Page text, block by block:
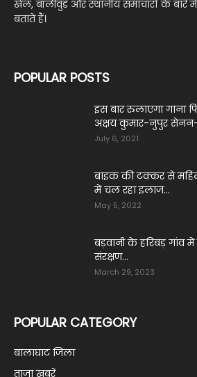
खेल, बॉलीवुड और स्थानीय समाचारों के बारे
बताते हैं।
POPULAR POSTS
इस बार रुलाएगा गाना
अक्षय कुमार-नुपुर सेनन-
July 6, 2021
बाइक की टक्कर से
में चल रहा इलाज...
May 5, 2022
बड़वानी के हरिबड़ गांव
संरक्षण...
March 29, 2023
POPULAR CATEGORY
बालाघाट जिला
ताज़ा ख़बरें